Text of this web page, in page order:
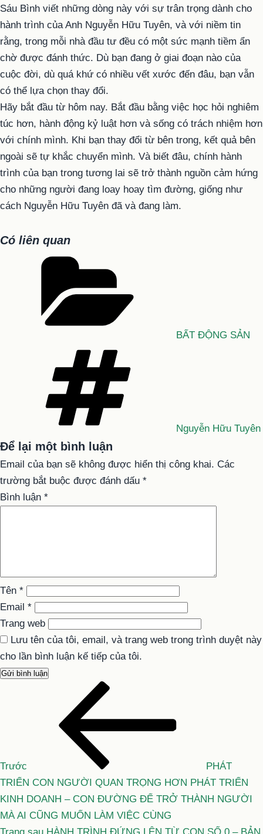
Sáu Bình viết những dòng này với sự trân trọng dành cho
hành trình của Anh Nguyễn Hữu Tuyên, và với niềm tin
rằng, trong mỗi nhà đầu tư đều có một sức mạnh tiềm ẩn
chờ được đánh thức. Dù bạn đang ở giai đoạn nào của
cuộc đời, dù quá khứ có nhiều vết xước đến đâu, bạn vẫn
có thể lựa chọn thay đổi.
Hãy bắt đầu từ hôm nay. Bắt đầu bằng việc học hỏi nghiêm
túc hơn, hành động kỷ luật hơn và sống có trách nhiệm hơn
với chính mình. Khi bạn thay đổi từ bên trong, kết quả bên
ngoài sẽ tự khắc chuyển mình. Và biết đâu, chính hành
trình của bạn trong tương lai sẽ trở thành nguồn cảm hứng
cho những người đang loay hoay tìm đường, giống như
cách Nguyễn Hữu Tuyên đã và đang làm.
Có liên quan
BẤT ĐỘNG SẢN
Nguyễn Hữu Tuyên
Để lại một bình luận
Email của bạn sẽ không được hiển thị công khai. Các
trường bắt buộc được đánh dấu *
Bình luận *
Tên *
Email *
Trang web
Lưu tên của tôi, email, và trang web trong trình duyệt này
cho lần bình luận kế tiếp của tôi.
viết
Trước
PHÁT
TRIỂN CON NGƯỜI QUAN TRỌNG HƠN PHÁT TRIỂN
KINH DOANH – CON ĐƯỜNG ĐỂ TRỞ THÀNH NGƯỜI
MÀ AI CŨNG MUỐN LÀM VIỆC CÙNG
Bài